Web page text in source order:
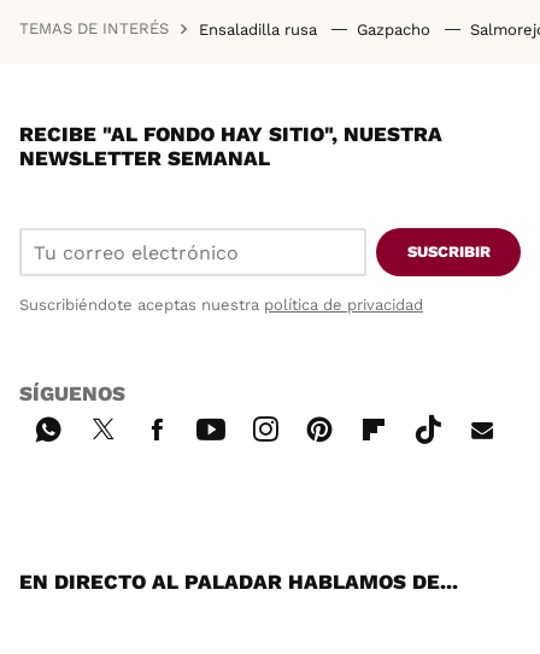
TEMAS DE INTERÉS Ensaladilla rusa Gazpacho
RECIBE "AL FONDO HAY SITIO", NUESTRA
NEWSLETTER SEMANAL
SUSCRIBIR
Suscribiéndote aceptas nuestra política de privacidad
SÍGUENOS
EN DIRECTO AL PALADAR HABLAMOS DE...